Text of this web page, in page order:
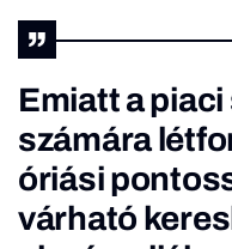
Emiatt a
számára
óriási
várható